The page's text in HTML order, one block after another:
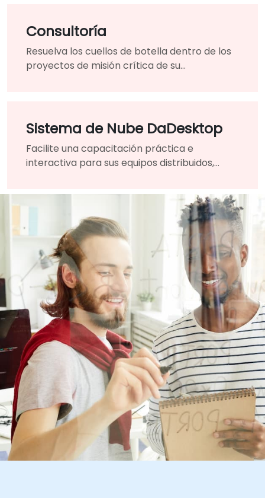
Consultoría
Resuelva los cuellos de botella dentro de los
proyectos de misión crítica de su
Sistema de Nube DaDesktop
Facilite una capacitación práctica e
interactiva para sus equipos distribuidos,
tradicionales en un entorno de aprendizaje